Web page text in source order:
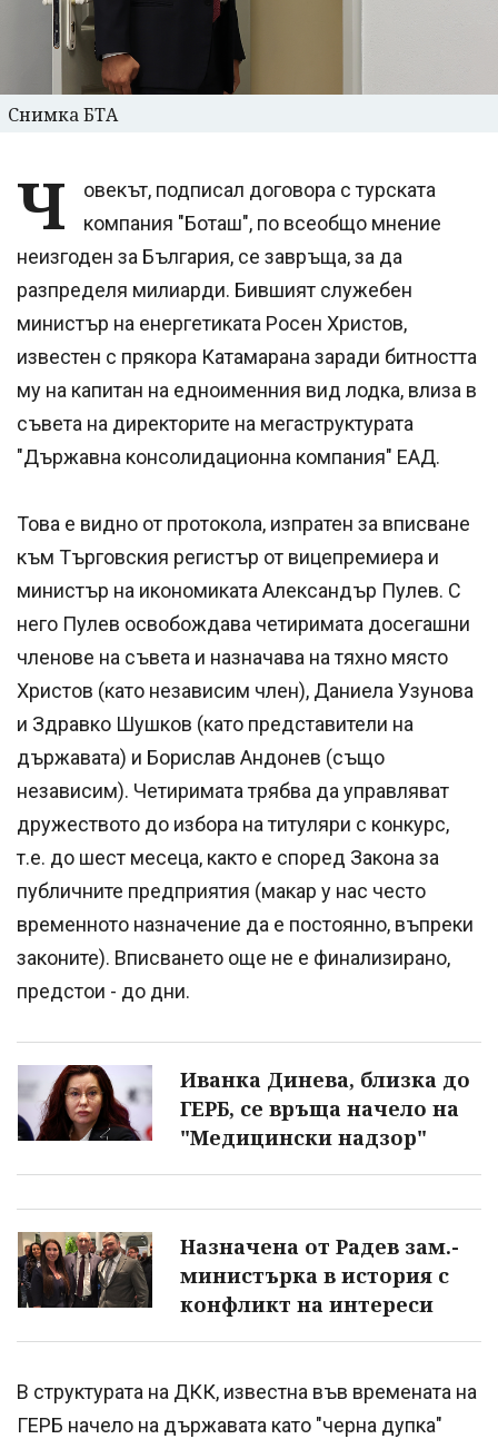
Снимка БТА
Ч
овекът, подписал договора с турската
компания "Боташ", по всеобщо мнение
неизгоден за България, се завръща, за да
разпределя милиарди. Бившият служебен
министър на енергетиката Росен Христов,
известен с прякора Катамарана заради битността
му на капитан на едноименния вид лодка, влиза в
съвета на директорите на мегаструктурата
"Държавна консолидационна компания" ЕАД.
Това е видно от протокола, изпратен за вписване
към Търговския регистър от вицепремиера и
министър на икономиката Александър Пулев. С
него Пулев освобождава четиримата досегашни
членове на съвета и назначава на тяхно място
Христов (като независим член), Даниела Узунова
и Здравко Шушков (като представители на
държавата) и Борислав Андонев (също
независим). Четиримата трябва да управляват
дружеството до избора на титуляри с конкурс,
т.е. до шест месеца, както е според Закона за
публичните предприятия (макар у нас често
временното назначение да е постоянно, въпреки
законите). Вписването още не е финализирано,
предстои - до дни.
Иванка Динева, близка до
ГЕРБ, се връща начело на
"Медицински надзор"
Назначена от Радев зам.-
министърка в история с
конфликт на интереси
В структурата на ДКК, известна във времената на
ГЕРБ начело на държавата като "черна дупка"